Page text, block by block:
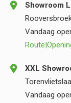
Showroom
Vandaag
Route|
XXL
Vandaag